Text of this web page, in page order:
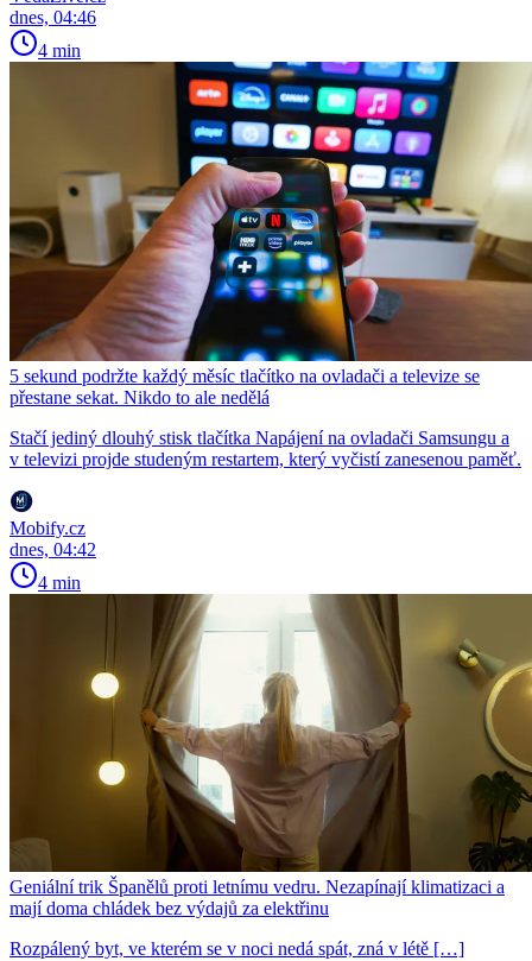
dnes, 04:46
4 min
5 sekund podržte každý měsíc tlačítko na ovladači a televize se
přestane sekat. Nikdo to ale nedělá
Stačí jediný dlouhý stisk tlačítka Napájení na ovladači Samsungu a
v televizi projde studeným restartem, který vyčistí zanesenou paměť.
Mobify.cz
dnes, 04:42
4 min
Geniální trik Španělů proti letnímu vedru. Nezapínají klimatizaci a
mají doma chládek bez výdajů za elektřinu
Rozpálený byt, ve kterém se v noci nedá spát, zná v létě […]